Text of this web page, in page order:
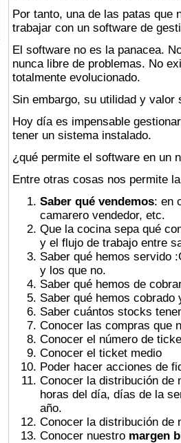
Por tanto, una de las patas que
trabajar con un software de
El software no es la panacea.
nunca libre de problemas. No
totalmente evolucionado.
Sin embargo, su utilidad y valor
Hoy día es impensable
tener un sistema instalado.
¿qué permite el software en un
Entre otras cosas nos permite
Saber qué vendemos: en
camarero vendedor, etc.
Que la cocina sepa qué
y el flujo de trabajo entre
Saber qué hemos servido
y los que no.
Saber qué hemos de
Saber qué hemos
Saber cuántos stocks
Conocer las compras que
Conocer el número de
Conocer el ticket medio
Poder hacer acciones de
Conocer la distribución de
horas del día, días de la
año.
Conocer la distribución de
Conocer nuestro margen